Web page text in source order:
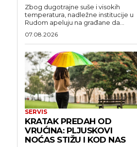
Zbog dugotrajne suše i visokih
temperatura, nadležne institucije u
Rudom apeluju na građane da...
07.08.2026
SERVIS
KRATAK PREDAH OD
VRUĆINA: PLJUSKOVI
NOĆAS STIŽU I KOD NAS